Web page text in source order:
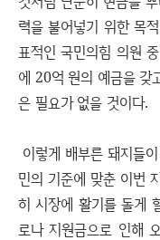
력을 불어넣기 위한 목
표적인 국민의힘 의원
에 20억 원의 예금을 갖
은 필요가 없을 것이다.
이렇게 배부른 돼지들
민의 기준에 맞춘 이번
히 시장에 활기를 돌게
로나 지원금으로 인해